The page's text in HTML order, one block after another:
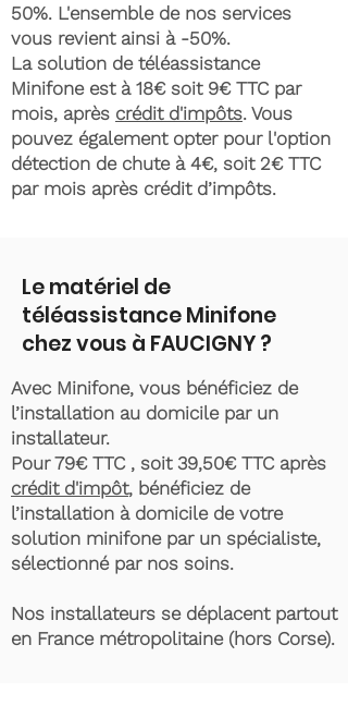
50%. L'ensemble de nos services
vous revient ainsi à -50%.
La solution de téléassistance
Minifone est à 18€ soit 9€ TTC par
mois, après crédit d'impôts. Vous
pouvez également opter pour l'option
détection de chute à 4€, soit 2€ TTC
par mois après crédit d’impôts.
Le matériel de
téléassistance Minifone
chez vous à FAUCIGNY ?
Avec Minifone, vous bénéficiez de
l’installation au domicile par un
installateur.
Pour 79€ TTC , soit 39,50€ TTC après
crédit d'impôt, bénéficiez de
l’installation à domicile de votre
solution minifone par un spécialiste,
sélectionné par nos soins.
Nos installateurs se déplacent partout
en France métropolitaine (hors Corse).